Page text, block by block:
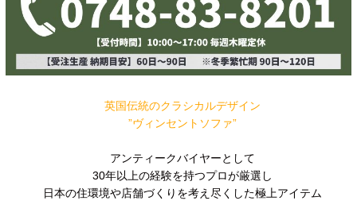
英国伝統のクラシカルデザイン
”ヴィンセントソファ”
アンティークバイヤーとして
30年以上の経験を持つプロが厳選し
日本の住環境や店舗づくりを考え尽くした極上アイテム